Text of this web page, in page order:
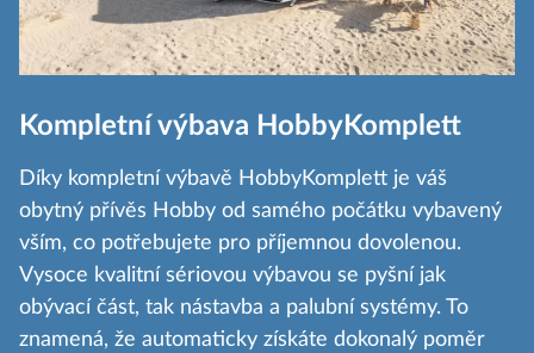
Kompletní výbava HobbyKomplett
Díky kompletní výbavě HobbyKomplett je váš
obytný přívěs Hobby od samého počátku vybavený
vším, co potřebujete pro příjemnou dovolenou.
Vysoce kvalitní sériovou výbavou se pyšní jak
obývací část, tak nástavba a palubní systémy. To
znamená, že automaticky získáte dokonalý poměr